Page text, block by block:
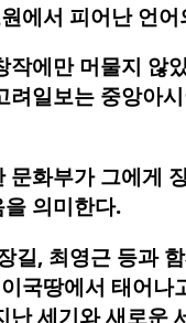
에서 피어난 언
작에만 머물지 않
려일보는 중앙아
문화부가 그에게
의미한다.
길, 최영근 등과
국땅에서 태어
난 세기와 새로운